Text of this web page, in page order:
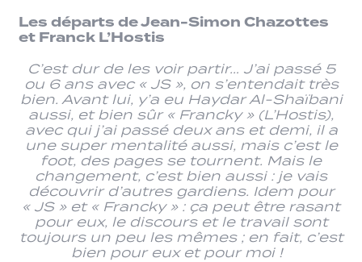
Les départs de Jean-Simon Chazottes
et Franck L’Hostis
C’est dur de les voir partir… J’ai passé 5
ou 6 ans avec « JS », on s’entendait très
bien. Avant lui, y’a eu Haydar Al-Shaïbani
aussi, et bien sûr « Francky » (L’Hostis),
avec qui j’ai passé deux ans et demi, il a
une super mentalité aussi, mais c’est le
foot, des pages se tournent. Mais le
changement, c’est bien aussi : je vais
découvrir d’autres gardiens. Idem pour
« JS » et « Francky » : ça peut être rasant
pour eux, le discours et le travail sont
toujours un peu les mêmes ; en fait, c’est
bien pour eux et pour moi !